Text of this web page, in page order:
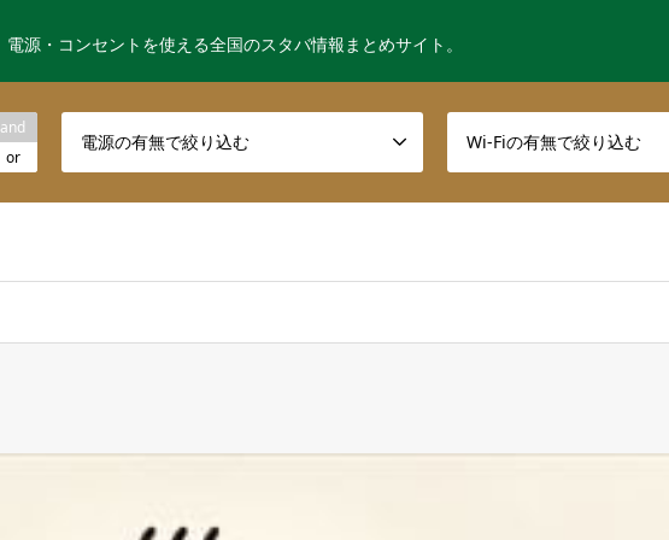
電源・コンセントを使える全国のスタバ情報まとめサイト。
and
or
電源の有無で絞り込む Wi-Fiの有無で絞り込む